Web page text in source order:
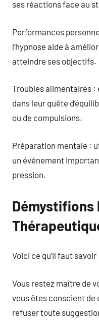
ses réactions face au
Performances
l’hypnose aide à
atteindre ses objectifs.
Troubles alimentaires :
dans leur quête
ou de compulsions.
Préparation mentale :
un événement
pression.
Démystifions
Voici ce qu’il faut savoir
Vous restez maître de
vous êtes conscient de
refuser toute